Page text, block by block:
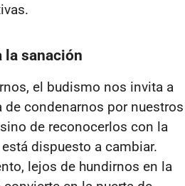
la sanación
el budismo nos invita a
de condenarnos por nuestros
de reconocerlos con la
dispuesto a cambiar.
lejos de hundirnos en la